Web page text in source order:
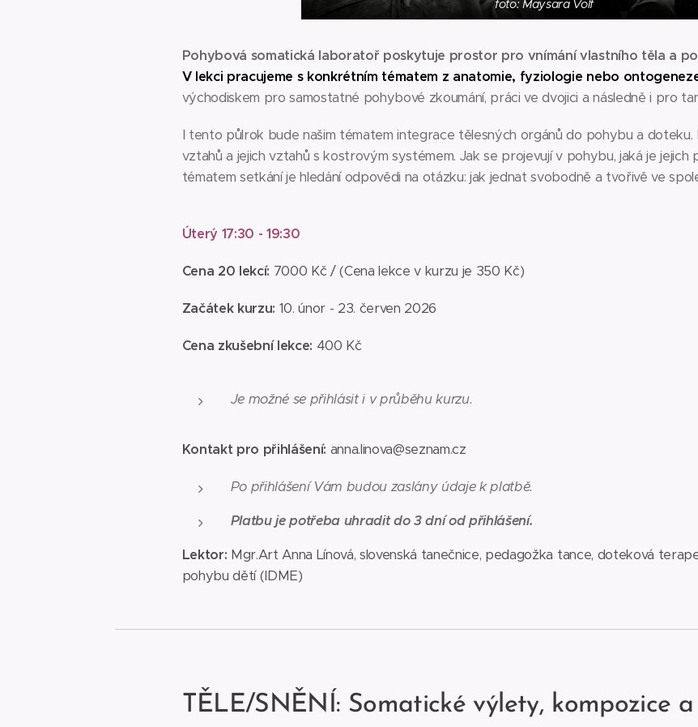
foto: Maysara Volf
Pohybová somatická laboratoř poskytuje prostor pro vnímání vlastního těla a
V lekci pracujeme s konkrétním tématem z anatomie, fyziologie nebo
východiskem pro samostatné pohybové zkoumání, práci ve dvojici a následně i pro
I tento půlrok bude našim tématem integrace tělesných orgánů do pohybu a doteku.
vztahů a jejich vztahů s kostrovým systémem. Jak se projevují v pohybu, jaká je
tématem setkání je hledání odpovědi na otázku: jak jednat svobodně a tvořivě ve
Úterý 17:30 - 19:30
Cena 20 lekcí: 7000 Kč / (Cena lekce v kurzu je 350 Kč)
Začátek kurzu: 10. únor - 23. červen 2026
Cena zkušební lekce: 400 Kč
Je možné se přihlásit i v průběhu kurzu.
Kontakt pro přihlášení: anna.linova@seznam.cz
Po přihlášení Vám budou zaslány údaje k platbě.
Platbu je potřeba uhradit do 3 dní od přihlášení.
Lektor: Mgr.Art Anna Línová, slovenská tanečnice, pedagožka tance, doteková
pohybu dětí (IDME)
TĚLE/SNĚNÍ: Somatické výlety, kompozice